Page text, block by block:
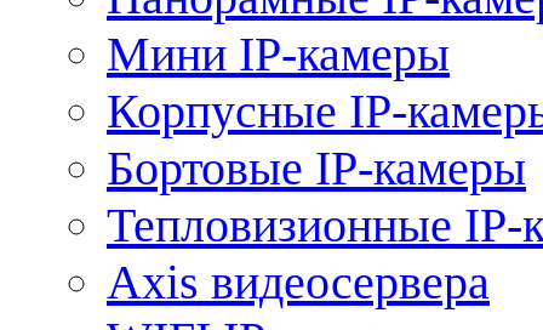
Мини IP-камеры
Корпусные IP-
Бортовые IP-камеры
Тепловизионные IP-
Axis видеосервера